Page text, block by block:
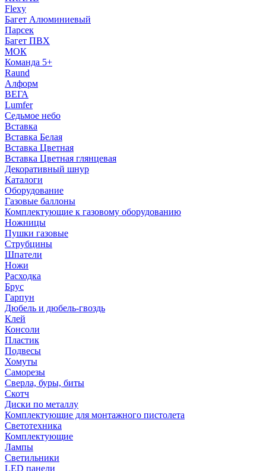
Flexy
Багет Алюминиевый
Парсек
Багет ПВХ
МОК
Команда 5+
Raund
Алформ
ВЕГА
Lumfer
Седьмое небо
Вставка
Вставка Белая
Вставка Цветная
Вставка Цветная глянцевая
Декоративный шнур
Каталоги
Оборудование
Газовые баллоны
Комплектующие к газовому оборудованию
Ножницы
Пушки газовые
Струбцины
Шпатели
Ножи
Расходка
Брус
Гарпун
Дюбель и дюбель-гвоздь
Клей
Консоли
Пластик
Подвесы
Хомуты
Саморезы
Сверла, буры, биты
Скотч
Диски по металлу
Комплектующие для монтажного пистолета
Светотехника
Комплектующие
Лампы
Светильники
LED панели